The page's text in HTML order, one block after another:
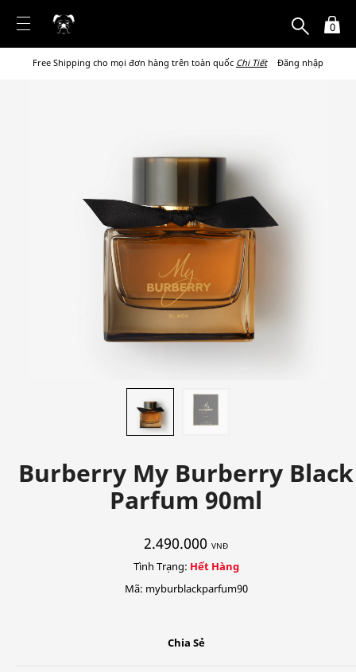
0
Free Shipping cho mọi đơn hàng trên toàn quốc Chi Tiết Đăng nhập
Burberry My Burberry Black
Parfum 90ml
2.490.000 VNĐ
Tình Trạng: Hết Hàng
Mã: myburblackparfum90
Chia Sẻ